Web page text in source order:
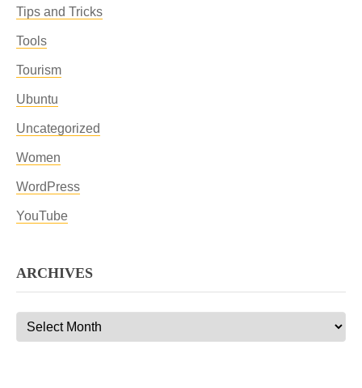
Tips and Tricks
Tools
Tourism
Ubuntu
Uncategorized
Women
WordPress
YouTube
ARCHIVES
Archives